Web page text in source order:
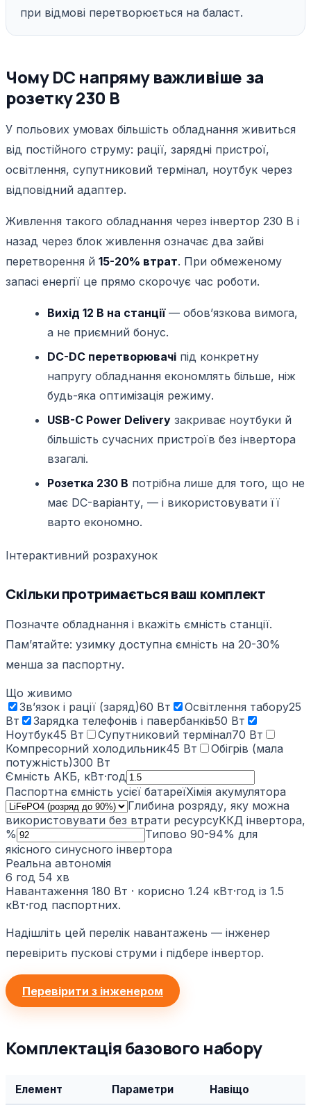
при відмові перетворюється на баласт.
Чому DC напряму важливіше за
розетку 230 В
У польових умовах більшість обладнання живиться
від постійного струму: рації, зарядні пристрої,
освітлення, супутниковий термінал, ноутбук через
відповідний адаптер.
Живлення такого обладнання через інвертор 230 В і
назад через блок живлення означає два зайві
перетворення й 15-20% втрат. При обмеженому
запасі енергії це прямо скорочує час роботи.
Вихід 12 В на станції— обовʼязкова вимога,
а не приємний бонус.
DC-DC перетворювачі під конкретну
напругу обладнання економлять більше, ніж
будь-яка оптимізація режиму.
USB-C Power Delivery закриває ноутбуки й
більшість сучасних пристроїв без інвертора
взагалі.
Розетка 230 В потрібна лише для того, що не
має DC-варіанту, — і використовувати її
варто економно.
Інтерактивний розрахунок
Скільки протримається ваш комплект
Позначте обладнання і вкажіть ємність станції.
Памʼятайте: узимку доступна ємність на 20-30%
менша за паспортну.
Що живимо
Звʼязок і рації (заряд)60 Вт Освітлення табору25
Вт
Зарядка телефонів і павербанків50 Вт
Ноутбук45 Вт Супутниковий термінал70 Вт
Компресорний холодильник45 Вт
Обігрів (мала
потужність)300 Вт
Ємність АКБ, кВт·год
Паспортна ємність усієї батареїХімія акумулятора
Глибина розряду, яку можна
використовувати без втрати ресурсуККД інвертора,
%
Типово 90-94% для
якісного синусного інвертора
Реальна автономія
6 год 54 хв
Навантаження 180 Вт · корисно 1.24 кВт·год із 1.5
кВт·год паспортних.
Надішліть цей перелік навантажень — інженер
перевірить пускові струми і підбере інвертор.
Перевірити з інженером
Комплектація базового набору
Елемент Параметри Навіщо